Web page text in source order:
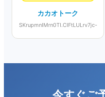
カカオトーク
SKrupmnIMrn0TI.CIFtLULrv7jc-